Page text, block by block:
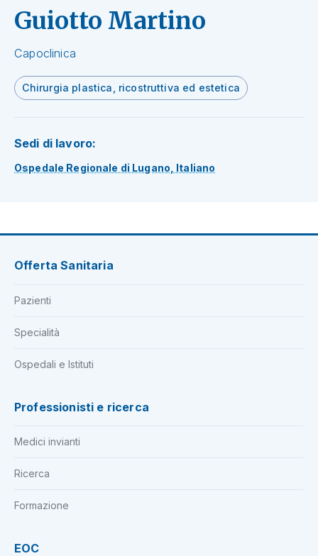
Guiotto Martino
Capoclinica
Chirurgia plastica, ricostruttiva ed estetica
Sedi di lavoro:
Ospedale Regionale di Lugano, Italiano
Offerta Sanitaria
Pazienti
Specialità
Ospedali e Istituti
Professionisti e ricerca
Medici invianti
Ricerca
Formazione
EOC